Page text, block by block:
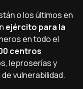
o los últimos en
ejército para la
en todo el
centros
leproserías y
vulnerabilidad.